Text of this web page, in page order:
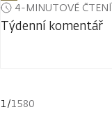
4-MINUTOVÉ ČTENÍ
Týdenní komentář
1/1580